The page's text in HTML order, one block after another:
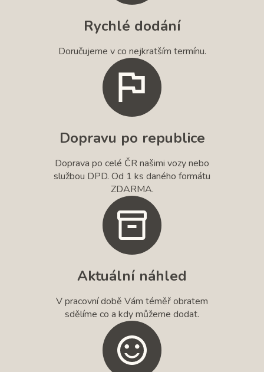
Rychlé dodání
Doručujeme v co nejkratším termínu.
Dopravu po republice
Doprava po celé ČR našimi vozy nebo
službou DPD. Od 1 ks daného formátu
ZDARMA.
Aktuální náhled
V pracovní době Vám téměř obratem
sdělíme co a kdy můžeme dodat.